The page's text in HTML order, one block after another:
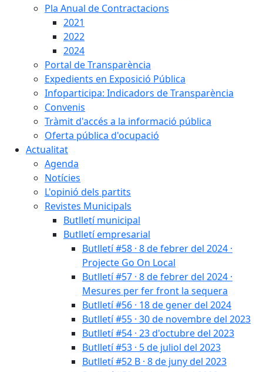
Pla Anual de Contractacions
2021
2022
2024
Portal de Transparència
Expedients en Exposició Pública
Infoparticipa: Indicadors de Transparència
Convenis
Tràmit d'accés a la informació pública
Oferta pública d'ocupació
Actualitat
Agenda
Notícies
L'opinió dels partits
Revistes Municipals
Butlletí municipal
Butlletí empresarial
Butlletí #58 · 8 de febrer del 2024 ·
Projecte Go On Local
Butlletí #57 · 8 de febrer del 2024 ·
Mesures per fer front la sequera
Butlletí #56 · 18 de gener del 2024
Butlletí #55 · 30 de novembre del 2023
Butlletí #54 · 23 d'octubre del 2023
Butlletí #53 · 5 de juliol del 2023
Butlletí #52 B · 8 de juny del 2023